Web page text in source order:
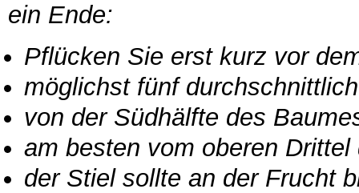
ein Ende:
Pflücken Sie erst kurz vor
möglichst fünf
von der Südhälfte des
am besten vom oberen
der Stiel sollte an der Frucht